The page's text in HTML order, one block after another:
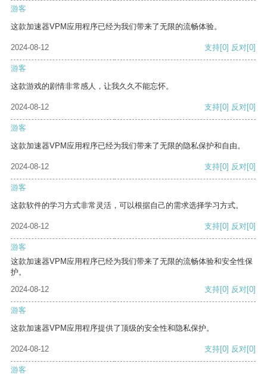
游客
这款加速器VPM应用程序已经为我们带来了无限的流畅体验。
2024-08-12 支持[0] 反对[0]
游客
这款游戏的剧情非常感人，让我久久不能忘怀。
2024-08-12 支持[0] 反对[0]
游客
这款加速器VPM应用程序已经为我们带来了无限的隐私保护和自由。
2024-08-12 支持[0] 反对[0]
游客
这款软件的学习方式非常灵活，可以根据自己的需求选择学习方式。
2024-08-12 支持[0] 反对[0]
游客
这款加速器VPM应用程序已经为我们带来了无限的流畅体验和安全性保
护。
2024-08-12
支持[0] 反对[0]
游客
这款加速器VPM应用程序提供了顶级的安全性和隐私保护。
2024-08-12 支持[0] 反对[0]
游客